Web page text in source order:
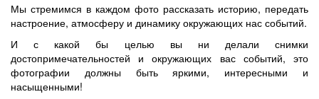
Мы стремимся в каждом фото рассказать историю, передать
настроение, атмосферу и динамику окружающих нас событий.
И с какой бы целью вы ни делали снимки
достопримечательностей и окружающих вас событий, это
фотографии должны быть яркими, интересными и
насыщенными!